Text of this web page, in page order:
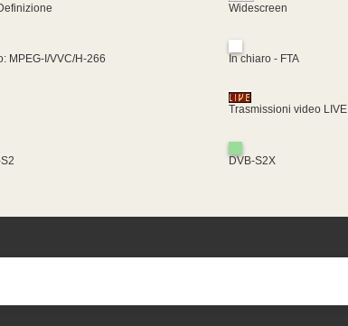
Widescreen
MPEG-I/VVC/H-266 In chiaro - FTA
Trasmissioni video LIVE
DVB-S2X